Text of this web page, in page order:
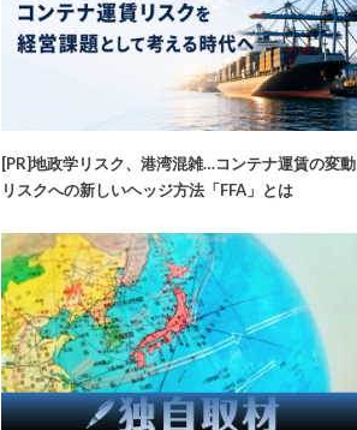
[PR]地政学リスク、港湾混雑…コンテナ運賃の変動
リスクへの新しいヘッジ方法「FFA」とは